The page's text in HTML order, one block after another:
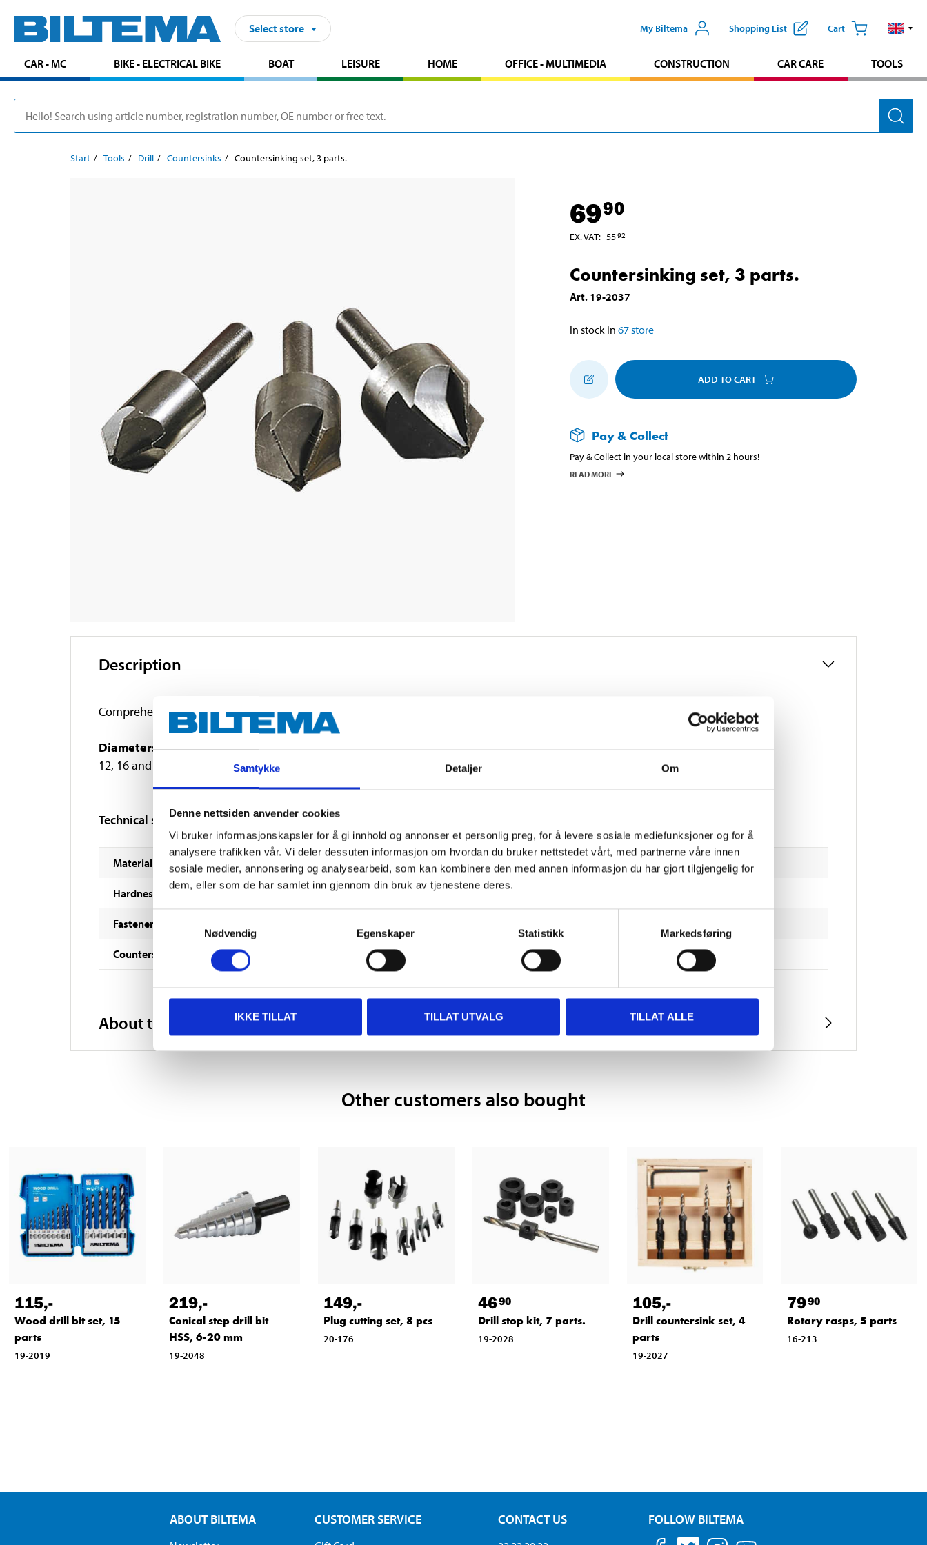
Samtykke Detaljer Om
Denne nettsiden anvender cookies
Vi bruker informasjonskapsler for å gi innhold og annonser et personlig preg, for å levere sosiale mediefunksjoner og for å
analysere trafikken vår. Vi deler dessuten informasjon om hvordan du bruker nettstedet vårt, med partnerne våre innen
sosiale medier, annonsering og analysearbeid, som kan kombinere den med annen informasjon du har gjort tilgjengelig for
dem, eller som de har samlet inn gjennom din bruk av tjenestene deres.
Nødvendig
Egenskaper Statistikk Markedsføring
IKKE TILLAT TILLAT UTVALG TILLAT ALLE
Select store My Biltema Shopping List Cart
CAR - MC BIKE - ELECTRICAL BIKE BOAT LEISURE HOME OFFICE - MULTIMEDIA CONSTRUCTION CAR CARE TOOLS
Start Tools Drill Countersinks Countersinking set, 3 parts.
6990
EX. VAT: 5592
Countersinking set, 3 parts.
Art. 19-2037
In stock in 67store
ADD TO CART
Pay & Collect
Pay & Collect in your local store within 2 hours!
READ MORE
Description
Comprehensive set of countersink bits for wood, plastic and soft metals.
Diameters:
12, 16 and 19 mm
Technical specifications
Material Cr40 steel
Hardness 45–55 HRC
Fastener
Countersink angle
About the manufacturer
Other customers also bought
115,-
Wood drill bit set, 15
parts
19-2019
219,-
Conical step drill bit
HSS, 6-20 mm
19-2048
149,-
Plug cutting set, 8 pcs
20-176
4690
Drill stop kit, 7 parts.
19-2028
105,-
Drill countersink set, 4
parts
19-2027
7990
Rotary rasps, 5 parts
16-213
ABOUT BILTEMA CUSTOMER SERVICE CONTACT US FOLLOW BILTEMA